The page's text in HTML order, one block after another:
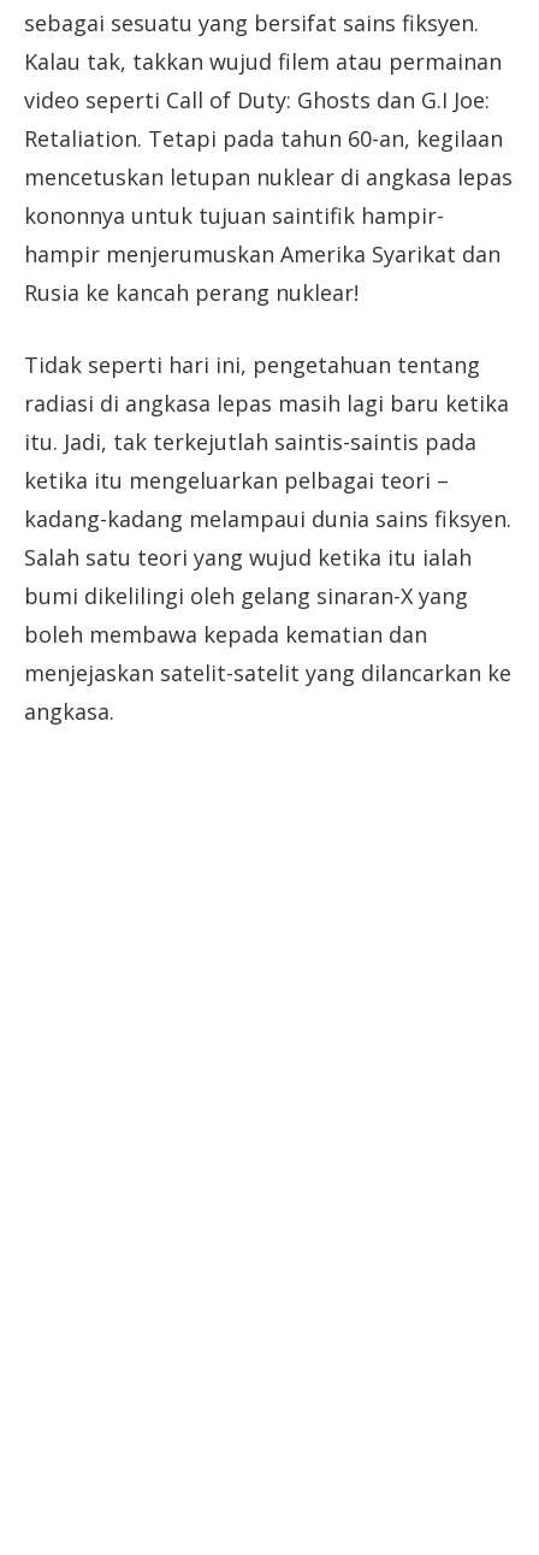
sebagai sesuatu yang bersifat sains fiksyen.
Kalau tak, takkan wujud filem atau permainan
video seperti Call of Duty: Ghosts dan G.I Joe:
Retaliation. Tetapi pada tahun 60-an, kegilaan
mencetuskan letupan nuklear di angkasa lepas
kononnya untuk tujuan saintifik hampir-
hampir menjerumuskan Amerika Syarikat dan
Rusia ke kancah perang nuklear!
Tidak seperti hari ini, pengetahuan tentang
radiasi di angkasa lepas masih lagi baru ketika
itu. Jadi, tak terkejutlah saintis-saintis pada
ketika itu mengeluarkan pelbagai teori –
kadang-kadang melampaui dunia sains fiksyen.
Salah satu teori yang wujud ketika itu ialah
bumi dikelilingi oleh gelang sinaran-X yang
boleh membawa kepada kematian dan
menjejaskan satelit-satelit yang dilancarkan ke
angkasa.